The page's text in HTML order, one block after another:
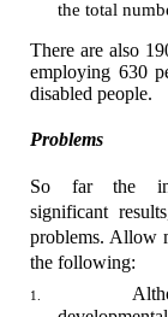
the total
There are also
em­ploying 630
disabled people.
Problems
So far the
significant
problems. Allow
the following:
1.